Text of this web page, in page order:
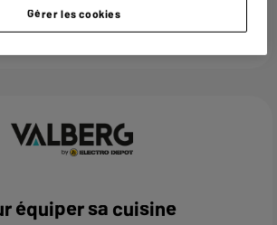
à prix imbattable
équiper sa cuisine
Gérer les cookies